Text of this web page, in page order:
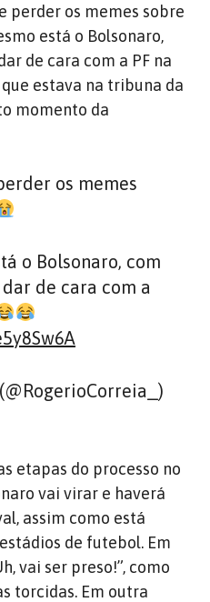
perder os memes sobre
está o Bolsonaro,
de cara com a PF na
estava na tribuna da
momento da
os memes
o Bolsonaro, com
de cara com a
etapas do processo no
vai virar e haverá
assim como está
de futebol. Em
vai ser preso!”, como
torcidas. Em outra